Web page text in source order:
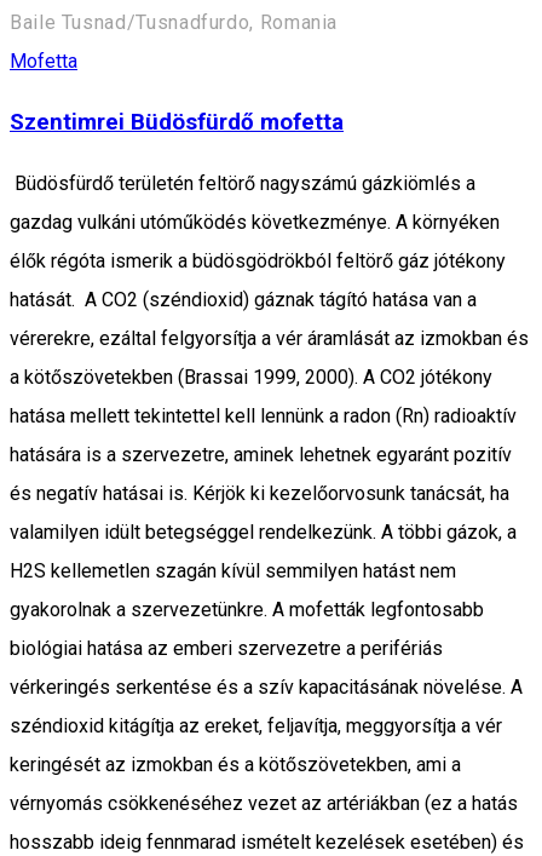
Baile Tusnad/Tusnadfurdo, Romania
Mofetta
Szentimrei Büdösfürdő mofetta
Büdösfürdő területén feltörő nagyszámú gázkiömlés a
gazdag vulkáni utóműködés következménye. A környéken
élők régóta ismerik a büdösgödrökból feltörő gáz jótékony
hatását. A CO2 (széndioxid) gáznak tágító hatása van a
vérerekre, ezáltal felgyorsítja a vér áramlását az izmokban és
a kötőszövetekben (Brassai 1999, 2000). A CO2 jótékony
hatása mellett tekintettel kell lennünk a radon (Rn) radioaktív
hatására is a szervezetre, aminek lehetnek egyaránt pozitív
és negatív hatásai is. Kérjök ki kezelőorvosunk tanácsát, ha
valamilyen idült betegséggel rendelkezünk. A többi gázok, a
H2S kellemetlen szagán kívül semmilyen hatást nem
gyakorolnak a szervezetünkre. A mofetták legfontosabb
biológiai hatása az emberi szervezetre a perifériás
vérkeringés serkentése és a szív kapacitásának növelése. A
széndioxid kitágítja az ereket, feljavítja, meggyorsítja a vér
keringését az izmokban és a kötőszövetekben, ami a
vérnyomás csökkenéséhez vezet az artériákban (ez a hatás
hosszabb ideig fennmarad ismételt kezelések esetében) és